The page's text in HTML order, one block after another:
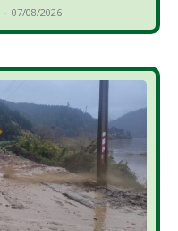
- 07/08/2026